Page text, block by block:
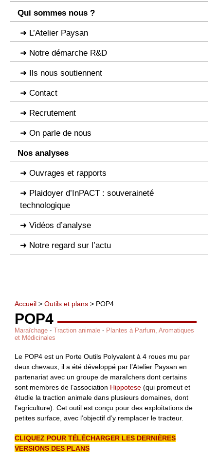
Qui sommes nous ?
L’Atelier Paysan
Notre démarche R&D
Ils nous soutiennent
Contact
Recrutement
On parle de nous
Nos analyses
Ouvrages et rapports
Plaidoyer d’InPACT : souveraineté
technologique
Vidéos d’analyse
Notre regard sur l’actu
Accueil > Outils et plans > POP4
POP4
Maraîchage - Traction animale - Plantes à Parfum, Aromatiques
et Médicinales
Le POP4 est un Porte Outils Polyvalent à 4 roues mu par
deux chevaux, il a été développé par l’Atelier Paysan en
partenariat avec un groupe de maraîchers dont certains
sont membres de l’association Hippotese (qui promeut et
étudie la traction animale dans plusieurs domaines, dont
l’agriculture). Cet outil est conçu pour des exploitations de
petites surface, avec l’objectif d’y remplacer le tracteur.
CLIQUEZ POUR TÉLÉCHARGER LES DERNIÈRES
VERSIONS DES PLANS